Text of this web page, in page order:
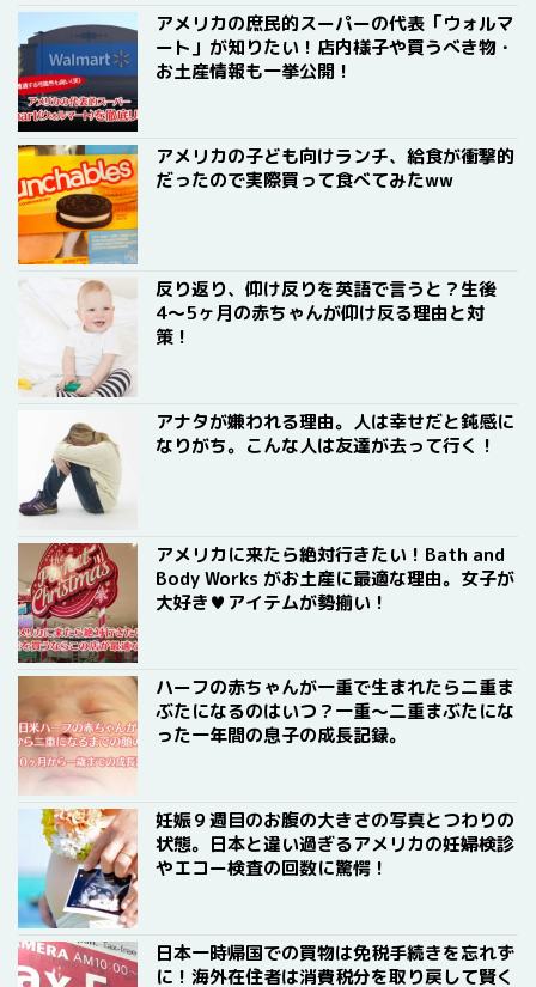
アメリカの庶民的スーパーの代表「ウォルマ
ート」が知りたい！店内様子や買うべき物・
お土産情報も一挙公開！
アメリカの子ども向けランチ、給食が衝撃的
だったので実際買って食べてみたww
反り返り、仰け反りを英語で言うと？生後
4〜5ヶ月の赤ちゃんが仰け反る理由と対
策！
アナタが嫌われる理由。人は幸せだと鈍感に
なりがち。こんな人は友達が去って行く！
アメリカに来たら絶対行きたい！Bath and
Body Works がお土産に最適な理由。女子が
大好き♥アイテムが勢揃い！
ハーフの赤ちゃんが一重で生まれたら二重ま
ぶたになるのはいつ？一重〜二重まぶたにな
った一年間の息子の成長記録。
妊娠９週目のお腹の大きさの写真とつわりの
状態。日本と違い過ぎるアメリカの妊婦検診
やエコー検査の回数に驚愕！
日本一時帰国での買物は免税手続きを忘れず
に！海外在住者は消費税分を取り戻して賢く